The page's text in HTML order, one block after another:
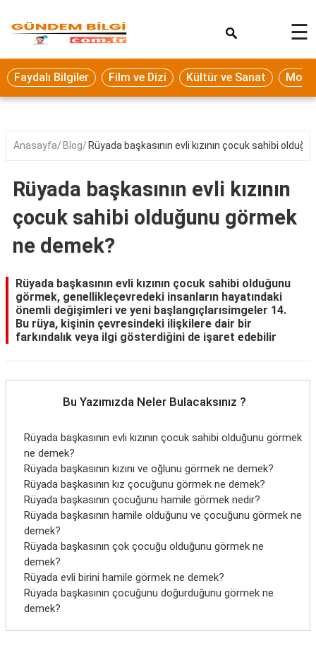
Eğitim
Ekonomi
Seyahat
Oyun
Yaşam
Hukuk
Blog
☰
Faydalı Bilgiler Film ve Dizi Kültür ve Sanat
Anasayfa Blog Rüyada başkasının evli kızının çocuk sahibi
Rüyada başkasının evli kızının
çocuk sahibi olduğunu görmek
ne demek?
Rüyada başkasının evli kızının çocuk sahibi olduğunu
görmek, genellikleçevredeki insanların hayatındaki
önemli değişimleri ve yeni başlangıçlarısimgeler 14.
Bu rüya, kişinin çevresindeki ilişkilere dair bir
farkındalık veya ilgi gösterdiğini de işaret edebilir
Bu Yazımızda Neler Bulacaksınız ?
Rüyada başkasının evli kızının çocuk sahibi olduğunu görmek
ne demek?
Rüyada başkasının kızını ve oğlunu görmek ne demek?
Rüyada başkasının kız çocuğunu görmek ne demek?
Rüyada başkasının çocuğunu hamile görmek nedir?
Rüyada başkasının hamile olduğunu ve çocuğunu görmek ne
demek?
Rüyada başkasının çok çocuğu olduğunu görmek ne
demek?
Rüyada evli birini hamile görmek ne demek?
Rüyada başkasının çocuğunu doğurduğunu görmek ne
demek?